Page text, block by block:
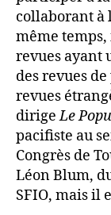
collaborant
même
revues ayant
des revues
revues
dirigeLe
pacifiste au
Congrès de
Léon Blum,
SFIO, mais il